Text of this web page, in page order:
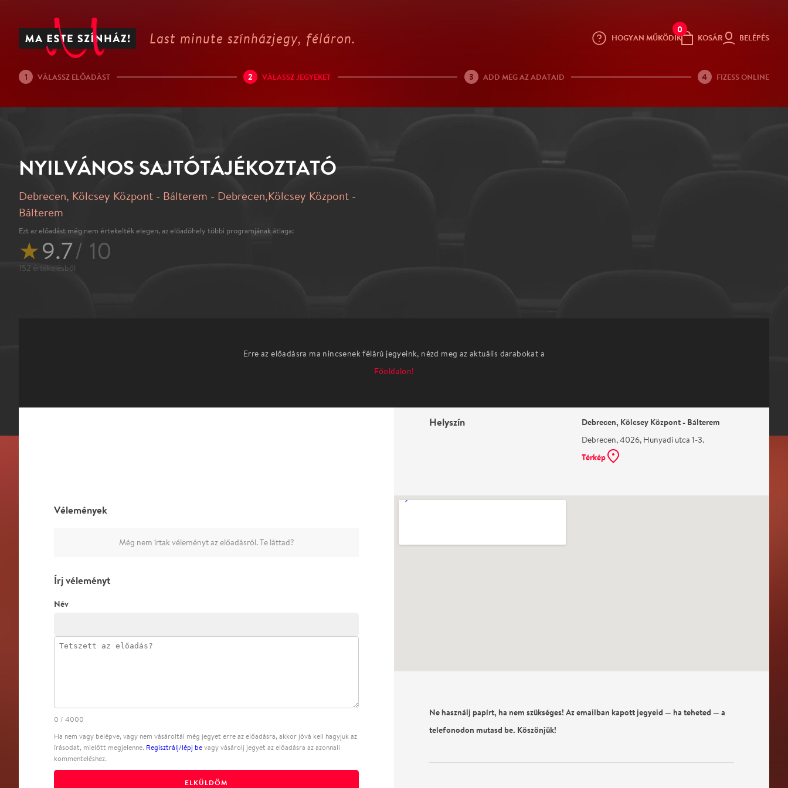
Last minute színházjegy, féláron. HOGYAN MŰKÖDIK
0
KOSÁR BELÉPÉS
1 VÁLASSZ ELŐADÁST 2 VÁLASSZ JEGYEKET 3 ADD MEG AZ ADATAID 4 FIZESS ONLINE
NYILVÁNOS SAJTÓTÁJÉKOZTATÓ
Debrecen, Kölcsey Központ - Bálterem - Debrecen,Kölcsey Központ -
Bálterem
Ezt az előadást még nem értekelték elegen, az előadóhely többi programjának átlaga:
★9.7/ 10
152 értékelésből
Erre az előadásra ma nincsenek félárú jegyeink, nézd meg az aktuális darabokat a
Főoldalon!
Helyszín Debrecen, Kölcsey Központ - Bálterem
Debrecen, 4026, Hunyadi utca 1-3.
Térkép
Ne használj papírt, ha nem szükséges! Az emailban kapott jegyeid — ha teheted — a
telefonodon mutasd be. Köszönjük!
Vélemények
Még nem írtak véleményt az előadásról. Te láttad?
Írj véleményt
Név
0 / 4000
Ha nem vagy belépve, vagy nem vásároltál még jegyet erre az előadásra, akkor jóvá kell hagyjuk az
írásodat, mielőtt megjelenne. Regisztrálj/lépj be vagy vásárolj jegyet az előadásra az azonnali
kommenteléshez.
ELKÜLDÖM